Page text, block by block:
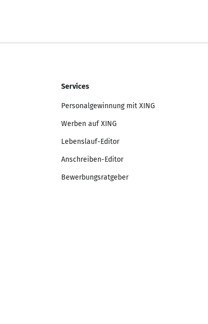
Services
Personalgewinnung mit XING
Werben auf XING
Lebenslauf-Editor
Anschreiben-Editor
Bewerbungsratgeber